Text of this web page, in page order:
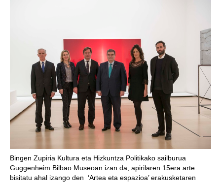
Bingen Zupiria Kultura eta Hizkuntza Politikako sailburua
Guggenheim Bilbao Museoan izan da, apirilaren 15era arte
bisitatu ahal izango den ‘Artea eta espazioa’ erakusketaren